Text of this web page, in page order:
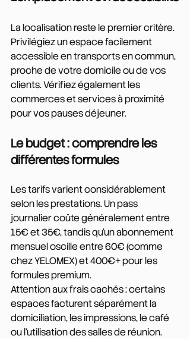
La localisation reste le premier critère.
Privilégiez un espace facilement
accessible en transports en commun,
proche de votre domicile ou de vos
clients. Vérifiez également les
commerces et services à proximité
pour vos pauses déjeuner.
Le budget : comprendre les
différentes formules
Les tarifs varient considérablement
selon les prestations. Un pass
journalier coûte généralement entre
15€ et 35€, tandis qu'un abonnement
mensuel oscille entre 60€ (comme
chez YELOMEX) et 400€+ pour les
formules premium.
Attention aux frais cachés : certains
espaces facturent séparément la
domiciliation, les impressions, le café
ou l'utilisation des salles de réunion.